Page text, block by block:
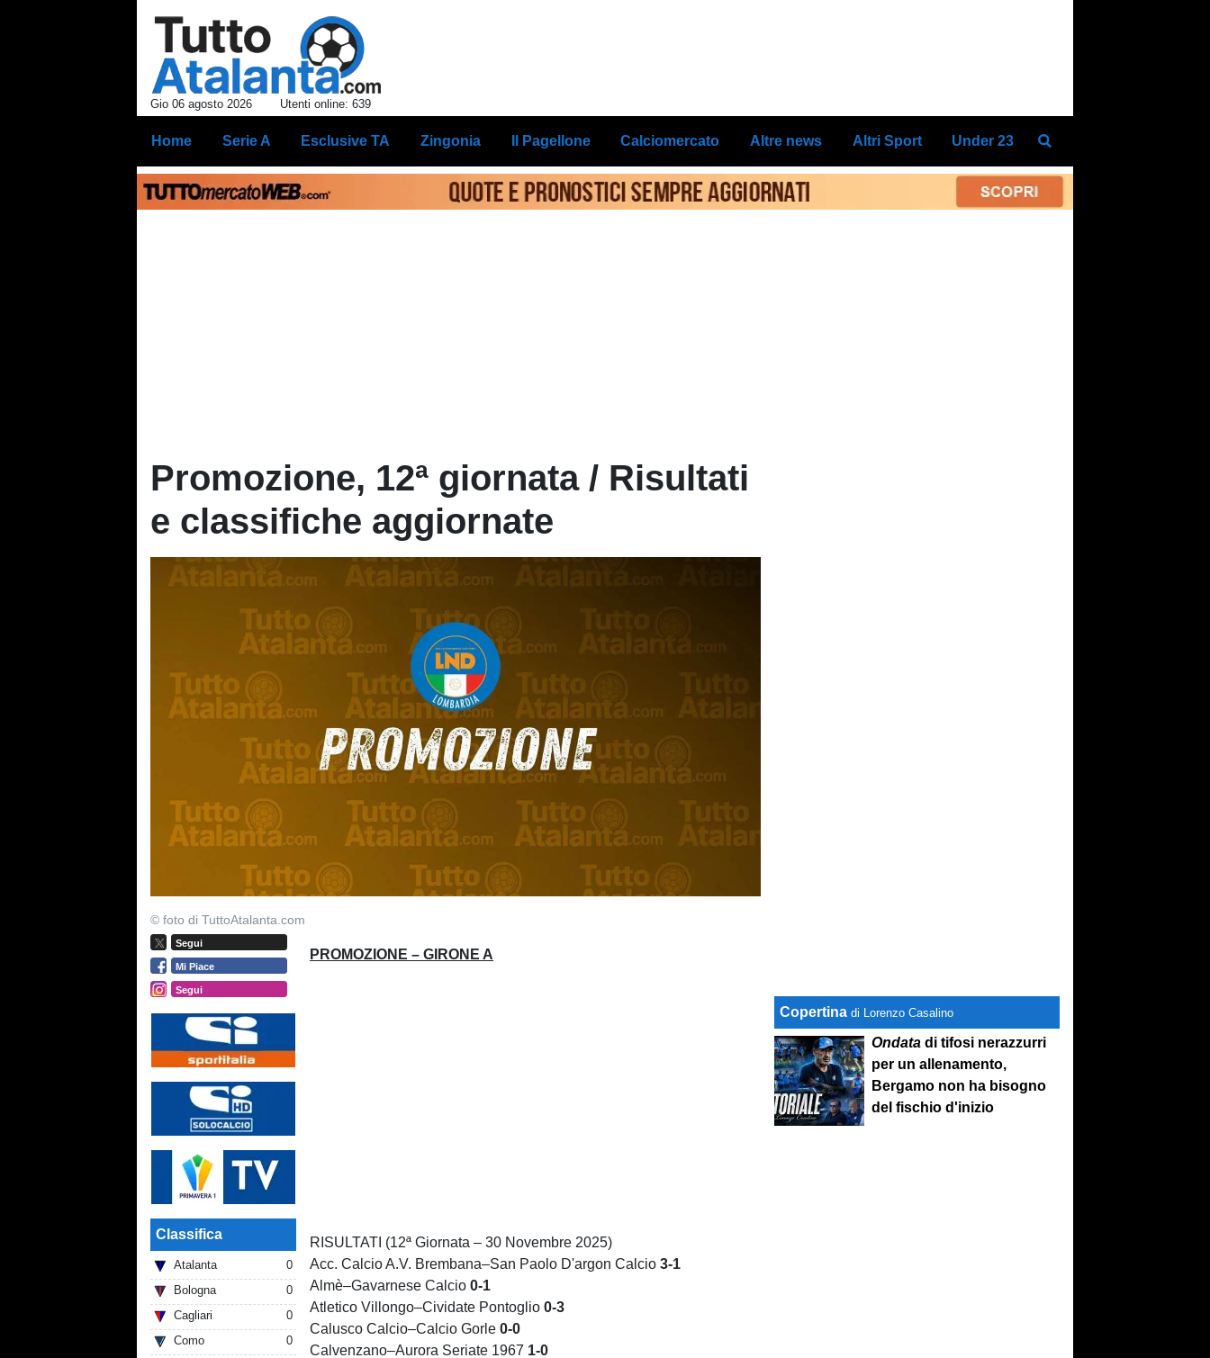
Gio 06 agosto 2026 Utenti online: 639
Home Serie A Esclusive TA Zingonia Il Pagellone Calciomercato Altre news Altri Sport Under 23
Promozione, 12ª giornata / Risultati
e classifiche aggiornate
© foto di TuttoAtalanta.com
Segui
Mi Piace
Segui
Classifica
Atalanta
0
Bologna
0
Cagliari
0
Como
0
PROMOZIONE – GIRONE A
RISULTATI (12ª Giornata – 30 Novembre 2025)
Acc. Calcio A.V. Brembana–San Paolo D'argon Calcio3-1
Almè–Gavarnese Calcio0-1
Atletico Villongo–Cividate Pontoglio0-3
Calusco Calcio–Calcio Gorle0-0
Calvenzano–Aurora Seriate 1967 1-0
Copertina di Lorenzo Casalino
Ondata di tifosi nerazzurri
per un allenamento,
Bergamo non ha bisogno
del fischio d'inizio